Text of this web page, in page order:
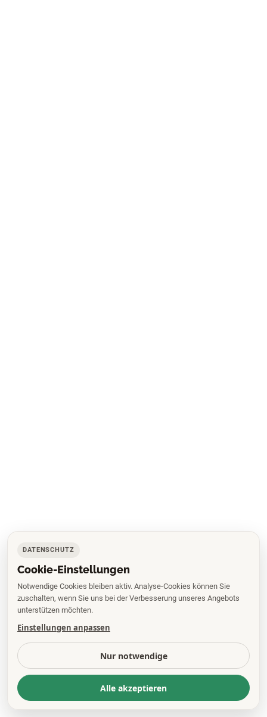
DATENSCHUTZ
Cookie-Einstellungen
Notwendige Cookies bleiben aktiv. Analyse-Cookies können Sie
zuschalten, wenn Sie uns bei der Verbesserung unseres Angebots
unterstützen möchten.
Einstellungen anpassen
Nur notwendige
Alle akzeptieren